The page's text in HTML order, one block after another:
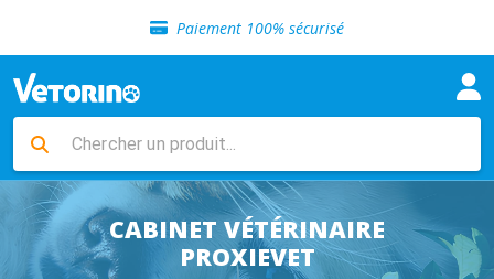
Paiement 100% sécurisé
Livraison gratuite en clinique vétérinaire
Sélection de croquettes vétérinaire
Livraison gratuite en clinique vétérinaire
Retour gratuit en clinique
Sélection de croquettes vétérinaire
CABINET VÉTÉRINAIRE
PROXIEVET